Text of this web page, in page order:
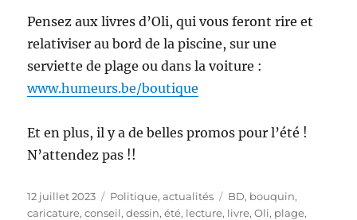
Pensez aux livres d’Oli, qui vous feront rire et
relativiser au bord de la piscine, sur une
serviette de plage ou dans la voiture :
www.humeurs.be/boutique
Et en plus, il y a de belles promos pour l’été !
N’attendez pas !!
Publié
le
12 juillet 2023 Catégories
Politique, actualités Étiquettes
BD, bouquin,
caricature,conseil,dessin,été, lecture, livre,Oli, plage,